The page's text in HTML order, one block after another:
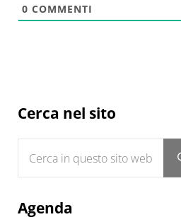
0 COMMENTI
Sidebar
Cerca nel sito
Agenda